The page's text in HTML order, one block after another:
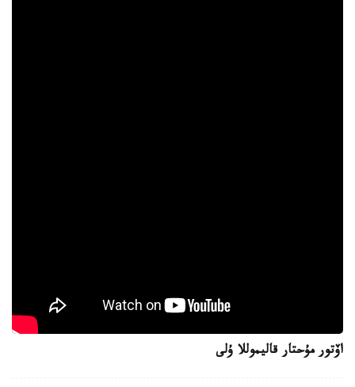
اۆتور مۇحتار قاليموللا ۇلى